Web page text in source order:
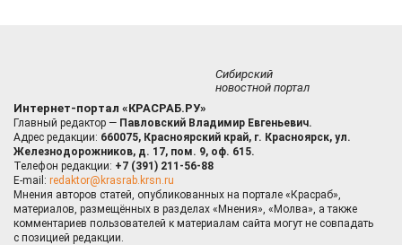
Сибирский
новостной портал
Интернет-портал «КРАСРАБ.РУ»
Главный редактор — Павловский Владимир Евгеньевич.
Адрес редакции: 660075, Красноярский край, г. Красноярск, ул.
Железнодорожников, д. 17, пом. 9, оф. 615.
Телефон редакции: +7 (391) 211-56-88
E-mail: redaktor@krasrab.krsn.ru
Мнения авторов статей, опубликованных на портале «Красраб»,
материалов, размещённых в разделах «Мнения», «Молва», а также
комментариев пользователей к материалам сайта могут не совпадать
с позицией редакции.